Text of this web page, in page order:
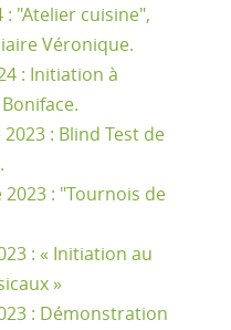
"Atelier cuisine",
Véronique.
: Initiation à
: Blind Test de
: "Tournois de
: « Initiation au
»
: Démonstration